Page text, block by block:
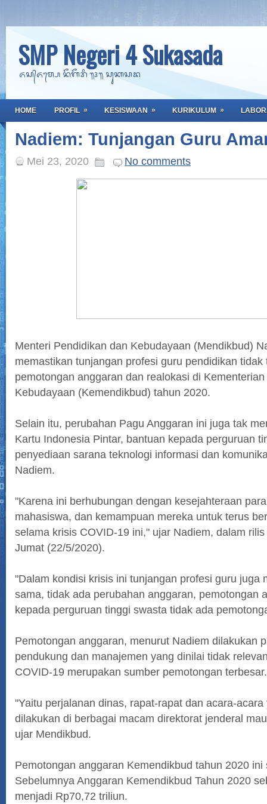
SMP Negeri 4 Sukasada
ᬏᬲ᭄ᬏᬫ᭄ᬧᬾ ᬦᭂᬕᭂᬭᬶ ᭟᭔᭟ ᬲᬸᬓᬲᬤ
HOME PROFIL » KESISWAAN » KURIKULUM »
Nadiem: Tunjangan Guru
Mei 23, 2020 No comments
Menteri Pendidikan dan Kebudayaan (Mendikbud)
memastikan tunjangan profesi guru pendidikan
pemotongan anggaran dan realokasi di
Kebudayaan (Kemendikbud) tahun 2020.
Selain itu, perubahan Pagu Anggaran ini juga tak
Kartu Indonesia Pintar, bantuan kepada perguruan
penyediaan sarana teknologi informasi dan
Nadiem.
"Karena ini berhubungan dengan kesejahteraan
mahasiswa, dan kemampuan mereka untuk terus
selama krisis COVID-19 ini," ujar Nadiem, dalam
Jumat (22/5/2020).
"Dalam kondisi krisis ini tunjangan profesi guru juga
sama, tidak ada perubahan anggaran, pemotongan
kepada perguruan tinggi swasta tidak ada
Pemotongan anggaran, menurut Nadiem dilakukan
pendukung dan manajemen yang dinilai tidak
COVID-19 merupakan sumber pemotongan terbesar.
"Yaitu perjalanan dinas, rapat-rapat dan acara-
dilakukan di berbagai macam direktorat jenderal
ujar Mendikbud.
Pemotongan anggaran Kemendikbud tahun 2020
Sebelumnya Anggaran Kemendikbud Tahun 2020
menjadi Rp70,72 triliun.
Selamat Datang Peserta